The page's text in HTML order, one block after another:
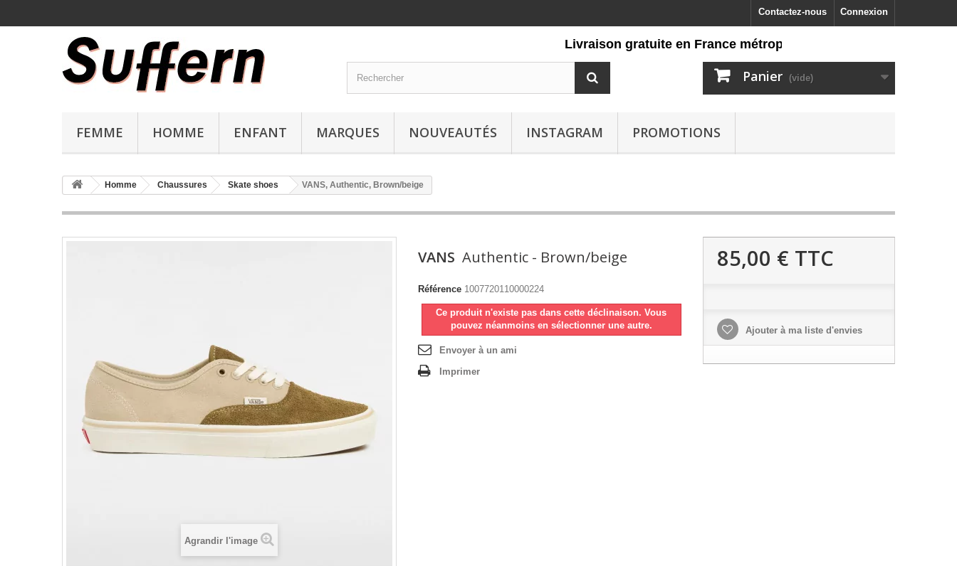
Connexion
Contactez-nous
Panier (vide)
FEMME HOMME ENFANT MARQUES NOUVEAUTÉS INSTAGRAM PROMOTIONS
Livraison gratuite en France métropolitaine dès 60 euros d'achat,
Homme Chaussures Skate shoes VANS, Authentic, Brown/beige
Agrandir l'image
VANS Authentic - Brown/beige
Référence 1007720110000224
Ce produit n'existe pas dans cette déclinaison. Vous
pouvez néanmoins en sélectionner une autre.
Envoyer à un ami
Imprimer
85,00 € TTC
Ajouter à ma liste d'envies